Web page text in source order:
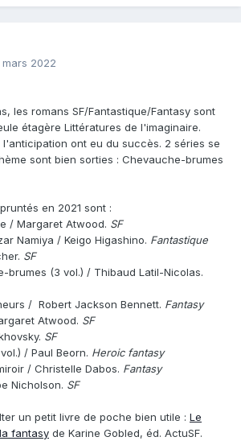
2022
les romans SF/Fantastique/Fantasy sont
étagère Littératures de l'imaginaire.
l'anticipation ont eu du succès. 2 séries se
sont bien sorties : Chevauche-brumes
en 2021 sont :
/ Margaret Atwood. SF
Namiya / Keigo Higashino. Fantastique
SF
brumes (3 vol.) / Thibaud Latil-Nicolas.
/ Robert Jackson Bennett. Fantasy
Atwood. SF
SF
/ Paul Beorn. Heroic fantasy
/ Christelle Dabos. Fantasy
Nicholson. SF
un petit livre de poche bien utile : Le
fantasy de Karine Gobled, éd. ActuSF.